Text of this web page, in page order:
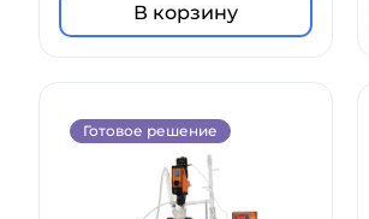
В корзину
Готовое решение